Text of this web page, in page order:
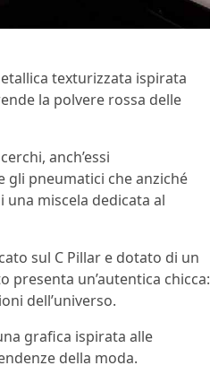
texturizzata ispirata
la polvere rossa delle
anch’essi
gli pneumatici che anziché
miscela dedicata al
sul C Pillar e dotato di un
presenta un’autentica chicca:
dell’universo.
grafica ispirata alle
della moda.